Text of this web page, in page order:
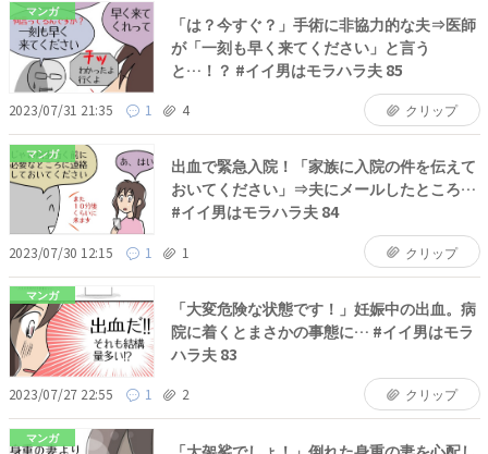
マンガ
「は？今すぐ？」手術に非協力的な夫⇒医師
が「一刻も早く来てください」と言う
と…！？ #イイ男はモラハラ夫 85
2023/07/31 21:35 1 4 クリップ
マンガ
出血で緊急入院！「家族に入院の件を伝えて
おいてください」⇒夫にメールしたところ…
#イイ男はモラハラ夫 84
2023/07/30 12:15 1 1 クリップ
マンガ
「大変危険な状態です！」妊娠中の出血。病
院に着くとまさかの事態に… #イイ男はモラ
ハラ夫 83
2023/07/27 22:55 1 2 クリップ
マンガ